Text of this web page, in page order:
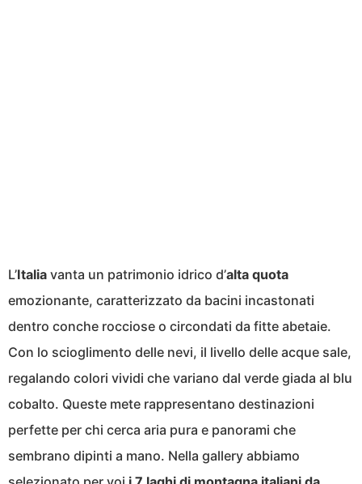
L’Italia vanta un patrimonio idrico d’alta quota
emozionante, caratterizzato da bacini incastonati
dentro conche rocciose o circondati da fitte abetaie.
Con lo scioglimento delle nevi, il livello delle acque sale,
regalando colori vividi che variano dal verde giada al blu
cobalto. Queste mete rappresentano destinazioni
perfette per chi cerca aria pura e panorami che
sembrano dipinti a mano. Nella gallery abbiamo